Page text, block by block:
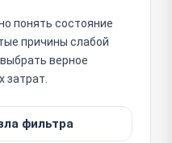
понять состояние
причины слабой
верное
затрат.
фильтра